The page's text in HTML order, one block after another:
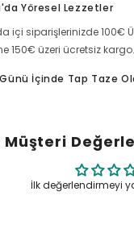
Yöresel Lezzetler
içi siparişlerinizde 100€
150€ üzeri ücretsiz kargo.
İçinde Tap Taze
Müşteri
İlk değerlendirmeyi